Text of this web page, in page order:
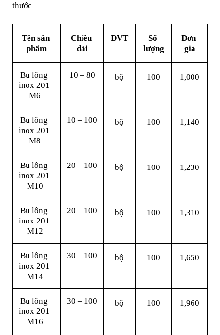
thước
Tên sản
phẩm
Chiều
dài
ĐVT
Số
lượng
Đơn
giá
Bu lông
inox 201
M6
10 – 80 bộ 100 1,000
Bu lông
inox 201
M8
10 – 100 bộ 100 1,140
Bu lông
inox 201
M10
20 – 100 bộ 100 1,230
Bu lông
inox 201
M12
20 – 100 bộ 100 1,310
Bu lông
inox 201
M14
30 – 100 bộ 100 1,650
Bu lông
inox 201
M16
30 – 100 bộ 100 1,960